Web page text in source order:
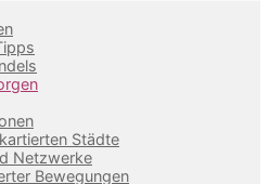
Städte
Netzwerke
Bewegungen